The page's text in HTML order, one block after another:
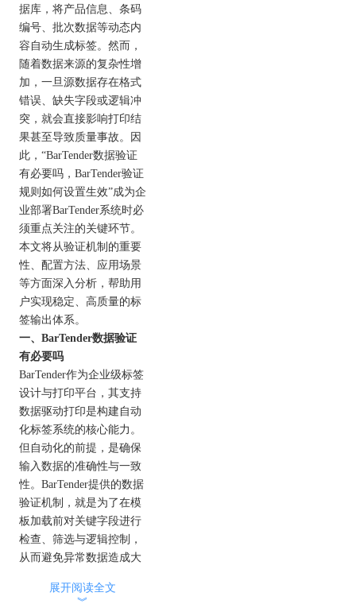
据库，将产品信息、条码
编号、批次数据等动态内
容自动生成标签。然而，
随着数据来源的复杂性增
加，一旦源数据存在格式
错误、缺失字段或逻辑冲
突，就会直接影响打印结
果甚至导致质量事故。因
此，“BarTender数据验证
有必要吗，BarTender验证
规则如何设置生效”成为企
业部署BarTender系统时必
须重点关注的关键环节。
本文将从验证机制的重要
性、配置方法、应用场景
等方面深入分析，帮助用
户实现稳定、高质量的标
签输出体系。
一、BarTender数据验证
有必要吗
BarTender作为企业级标签
设计与打印平台，其支持
数据驱动打印是构建自动
化标签系统的核心能力。
但自动化的前提，是确保
输入数据的准确性与一致
性。BarTender提供的数据
验证机制，就是为了在模
板加载前对关键字段进行
检查、筛选与逻辑控制，
从而避免异常数据造成大
的必要性体现在以下几个
展开阅读全文
︾